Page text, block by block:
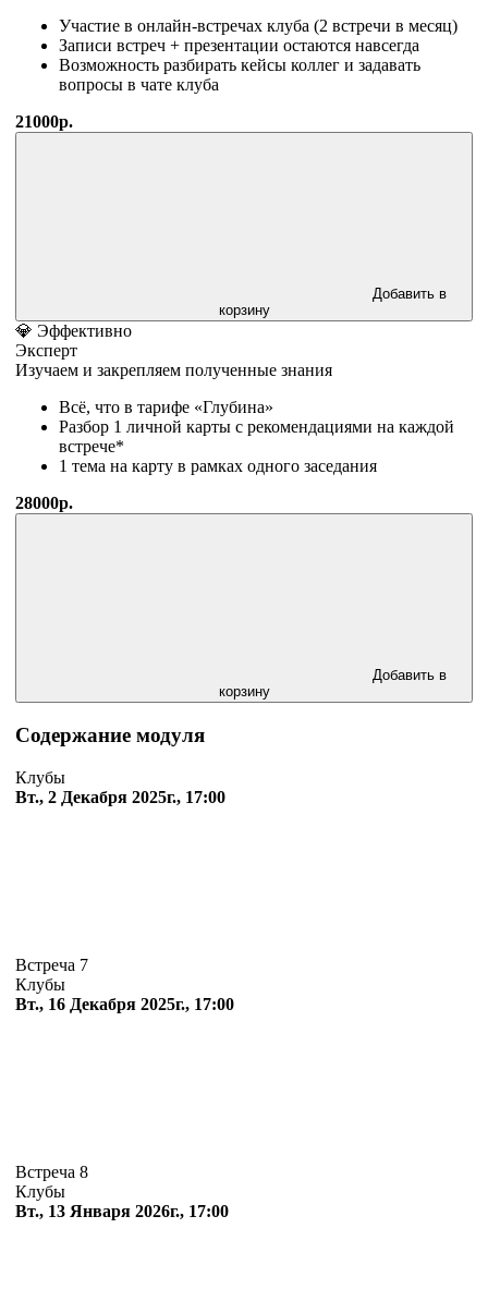
Участие в онлайн-встречах клуба (2 встречи в месяц)
Записи встреч + презентации остаются навсегда
Возможность разбирать кейсы коллег и задавать
вопросы в чате клуба
21000р.
Добавить в
корзину
💎 Эффективно
Эксперт
Изучаем и закрепляем полученные знания
Всё, что в тарифе «Глубина»
Разбор 1 личной карты с рекомендациями на каждой
встрече*
1 тема на карту в рамках одного заседания
28000р.
Добавить в
корзину
Содержание модуля
Клубы
Вт., 2 Декабря 2025г., 17:00
Встреча 7
Клубы
Вт., 16 Декабря 2025г., 17:00
Встреча 8
Клубы
Вт., 13 Января 2026г., 17:00